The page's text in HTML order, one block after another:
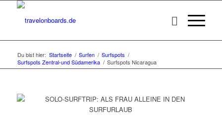
Du bist hier: Startseite / Surfen / Surfspots /
Surfspots Zentral-und Südamerika / Surfspots Nicaragua